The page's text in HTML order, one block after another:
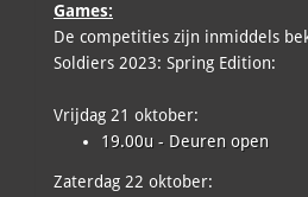
Games:
De competities zijn inmiddels
Soldiers 2023: Spring Edition:
Vrijdag 21 oktober:
19.00u - Deuren open
Zaterdag 22 oktober: